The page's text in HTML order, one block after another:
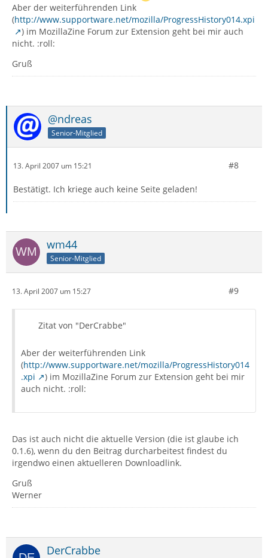
Aber der weiterführenden Link
(http://www.supportware.net/mozilla/ProgressHistory014.xpi
) im MozillaZine Forum zur Extension geht bei mir auch
nicht. :roll:
Gruß
@ndreas
Senior-Mitglied
13. April 2007 um 15:21 #8
Bestätigt. Ich kriege auch keine Seite geladen!
wm44
Senior-Mitglied
13. April 2007 um 15:27 #9
Zitat von "DerCrabbe"
Aber der weiterführenden Link
(http://www.supportware.net/mozilla/ProgressHistory014
.xpi
) im MozillaZine Forum zur Extension geht bei mir
auch nicht. :roll:
Das ist auch nicht die aktuelle Version (die ist glaube ich
0.1.6), wenn du den Beitrag durcharbeitest findest du
irgendwo einen aktuelleren Downloadlink.
Gruß
Werner
DerCrabbe